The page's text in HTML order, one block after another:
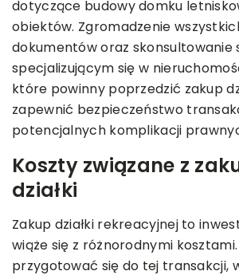
dotyczące budowy domku
obiektów. Zgromadzenie
dokumentów oraz skonsultowanie
specjalizującym się w
które powinny poprzedzić zakup
zapewnić bezpieczeństwo
potencjalnych komplikacji
Koszty związane z
działki
Zakup działki rekreacyjnej to
wiąże się z różnorodnymi
przygotować się do tej transakcji,